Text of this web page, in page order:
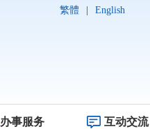
繁體 English
办事服务 互动交流